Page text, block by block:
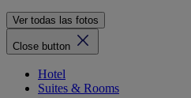
Ver todas las fotos
Close button
Hotel
Suites & Rooms